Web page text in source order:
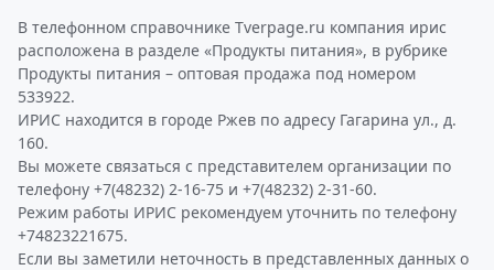
В телефонном справочнике Tverpage.ru компания ирис
расположена в разделе «Продукты питания», в рубрике
Продукты питания – оптовая продажа под номером
533922.
ИРИС находится в городе Ржев по адресу Гагарина ул., д.
160.
Вы можете связаться с представителем организации по
телефону +7(48232) 2-16-75 и +7(48232) 2-31-60.
Режим работы ИРИС рекомендуем уточнить по телефону
+74823221675.
Если вы заметили неточность в представленных данных о